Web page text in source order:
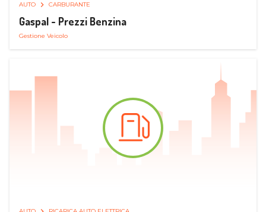
AUTO CARBURANTE
Gaspal - Prezzi Benzina
Gestione Veicolo